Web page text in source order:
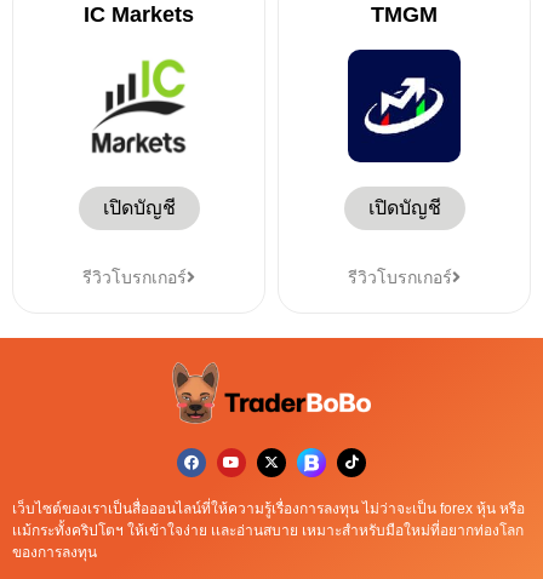
IC Markets
เปิดบัญชี
รีวิวโบรกเกอร์
TMGM
เปิดบัญชี
รีวิวโบรกเกอร์
เว็บไซต์ของเราเป็นสื่อออนไลน์ที่ให้ความรู้เรื่องการลงทุน ไม่ว่าจะเป็น forex หุ้น หรือ
เเม้กระทั้งคริปโตฯ ให้เข้าใจง่าย เเละอ่านสบาย เหมาะสำหรับมือใหม่ที่อยากท่องโลก
ของการลงทุน